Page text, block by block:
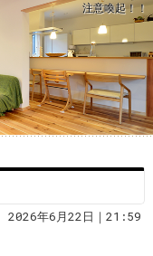
注意喚起！！
2026年6月22日｜21:59